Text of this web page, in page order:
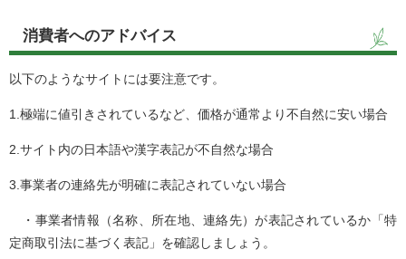
消費者へのアドバイス
以下のようなサイトには要注意です。
1.極端に値引きされているなど、価格が通常より不自然に安い場合
2.サイト内の日本語や漢字表記が不自然な場合
3.事業者の連絡先が明確に表記されていない場合
・事業者情報（名称、所在地、連絡先）が表記されているか「特
定商取引法に基づく表記」を確認しましょう。